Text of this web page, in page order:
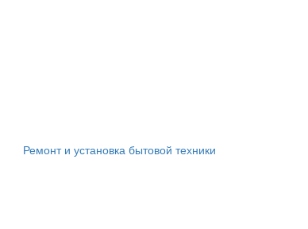
Ремонт и установка бытовой техники